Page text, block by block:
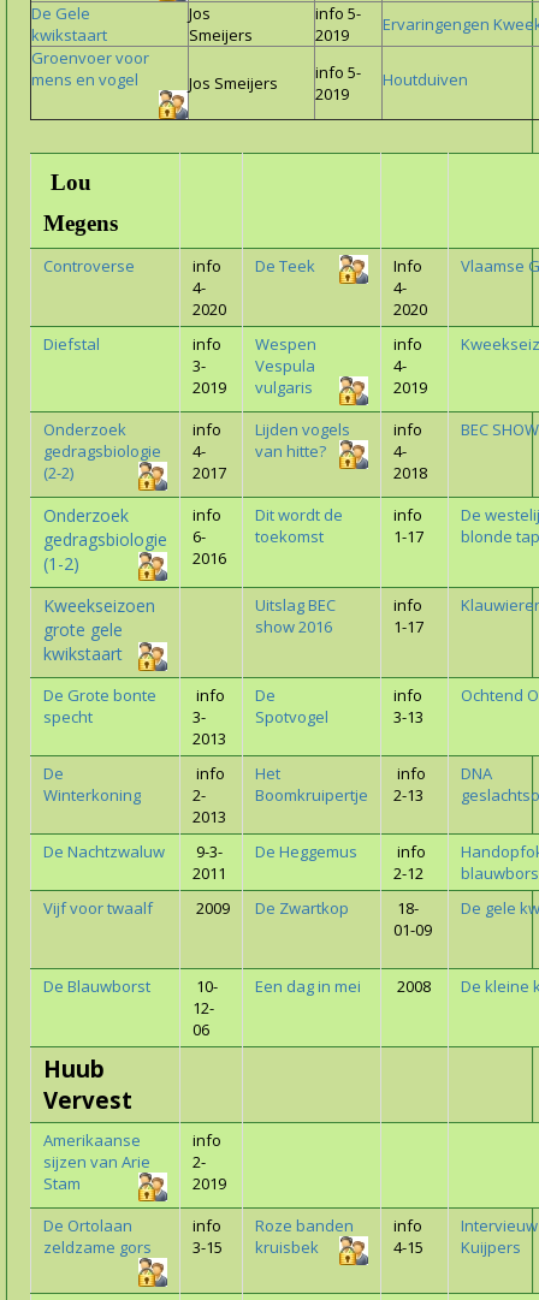
De Gele
kwikstaart
Jos
Smeijers
info 5-
2019
Ervaringengen
Groenvoer voor
mens en vogel
Jos Smeijers
info 5-
2019
Houtduiven
Lou
Megens
Controverse
info
4-
2020
De Teek
Info
4-
2020
Vlaamse
Diefstal
info
3-
2019
Wespen
Vespula
vulgaris
info
4-
2019
Onderzoek
gedragsbiologie
(2-2)
info
4-
2017
Lijden vogels
van hitte?
info
4-
2018
BEC
Onderzoek
gedragsbiologie
(1-2)
info
6-
2016
Dit wordt de
toekomst
info
1-17
De
blonde
Kweekseizoen
grote gele
kwikstaart
Uitslag BEC
show 2016
info
1-17
De Grote bonte
specht
info
3-
2013
De
Spotvogel
info
3-13
Ochtend
De
Winterkoning
info
2-
2013
Het
Boomkruipertje
info
2-13
DNA
De Nachtzwaluw
9-3-
2011
De Heggemus
info
2-12
Vijf voor twaalf
2009 De Zwartkop
18-
01-09
De gele
De Blauwborst
10-
12-
06
Een dag in mei 2008 De kleine
Huub
Vervest
Amerikaanse
sijzen van Arie
Stam
info
2-
2019
De Ortolaan
zeldzame gors
info
3-15
Roze banden
kruisbek
info
4-15
Kuijpers